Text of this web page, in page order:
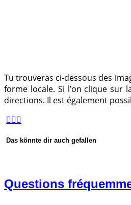
Tu trouveras ci-dessous des
forme locale. Si l’on clique sur
directions. Il est également
Das könnte dir auch gefallen
Questions